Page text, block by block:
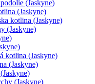
(Jaskyne)
(Jaskyne)
kotlina (Jaskyne)
(Jaskyne)
kotlina (Jaskyne)
(Jaskyne)
(Jaskyne)